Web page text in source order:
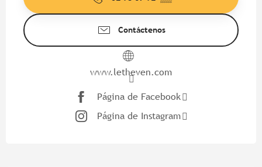
Contáctenos
www.letheven.com
Página de Facebook
Página de Instagram